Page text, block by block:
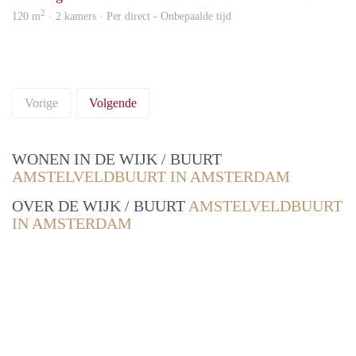
120 m2 · 2 kamers · Per direct - Onbepaalde tijd
Vorige Volgende
WONEN IN DE WIJK / BUURT
AMSTELVELDBUURT IN AMSTERDAM
OVER DE WIJK / BUURT AMSTELVELDBUURT
IN AMSTERDAM